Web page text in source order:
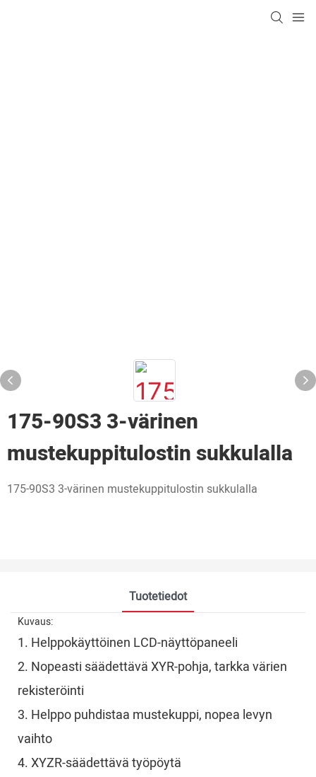
175-90S3 3-värinen
mustekuppitulostin sukkulalla
175-90S3 3-värinen mustekuppitulostin sukkulalla
Tuotetiedot
Kuvaus:
1. Helppokäyttöinen LCD-näyttöpaneeli
2. Nopeasti säädettävä XYR-pohja, tarkka värien
rekisteröinti
3. Helppo puhdistaa mustekuppi, nopea levyn
vaihto
4. XYZR-säädettävä työpöytä